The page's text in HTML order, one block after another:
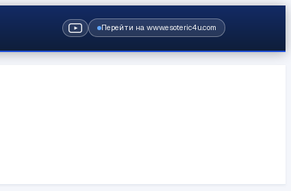
Перейти на www.esoteric4u.com